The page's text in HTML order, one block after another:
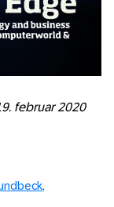
februar 2020